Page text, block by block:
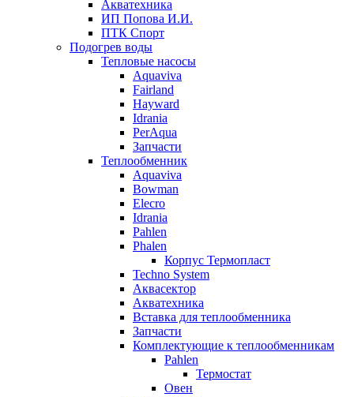
Акватехника
ИП Попова И.И.
ПТК Спорт
Подогрев воды
Тепловые насосы
Aquaviva
Fairland
Hayward
Idrania
PerAqua
Запчасти
Теплообменник
Aquaviva
Bowman
Elecro
Idrania
Pahlen
Phalen
Корпус Термопласт
Techno System
Аквасектор
Акватехника
Вставка для теплообменника
Запчасти
Комплектующие к теплообменникам
Pahlen
Термостат
Овен